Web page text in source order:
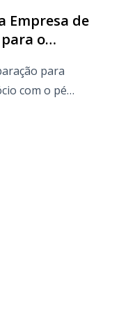
Empresa de
o
para
com o pé